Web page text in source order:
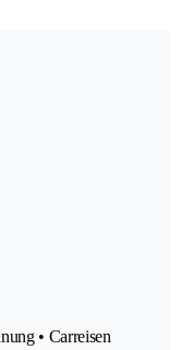
• Carreisen